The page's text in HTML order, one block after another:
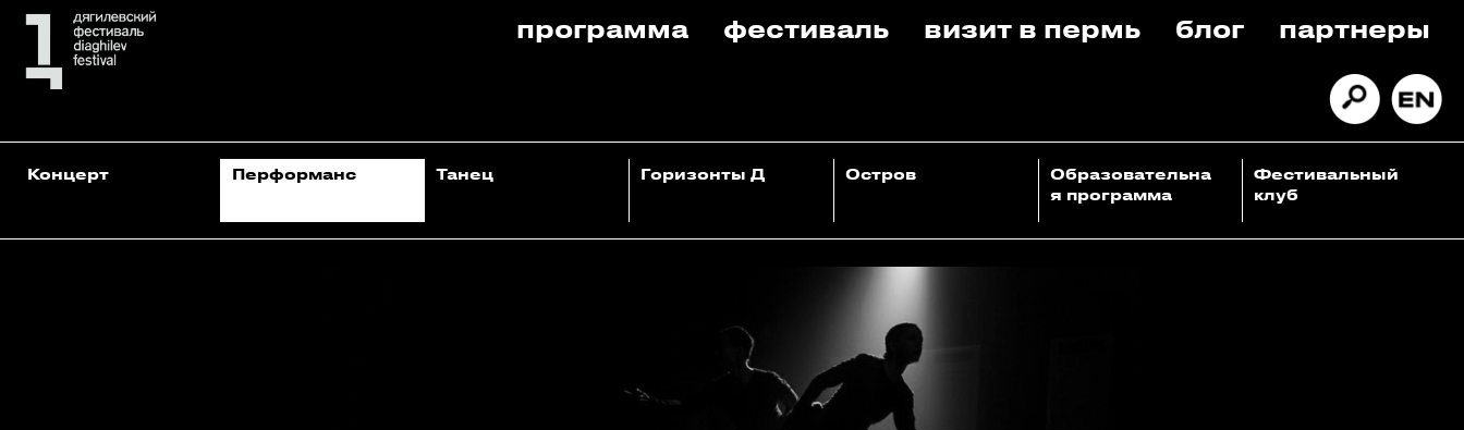
программа фестиваль визит в пермь блог партнеры
Концерт Перформанс Танец Горизонты Д Остров
Образовательна
я программа
Фестивальный
клуб